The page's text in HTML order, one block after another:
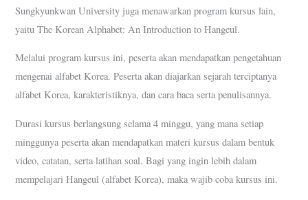
Sungkyunkwan University juga menawarkan program kursus lain,
yaitu The Korean Alphabet: An Introduction to Hangeul.
Melalui program kursus ini, peserta akan mendapatkan pengetahuan
mengenai alfabet Korea. Peserta akan diajarkan sejarah terciptanya
alfabet Korea, karakteristiknya, dan cara baca serta penulisannya.
Durasi kursus berlangsung selama 4 minggu, yang mana setiap
minggunya peserta akan mendapatkan materi kursus dalam bentuk
video, catatan, serta latihan soal. Bagi yang ingin lebih dalam
mempelajari Hangeul (alfabet Korea), maka wajib coba kursus ini.